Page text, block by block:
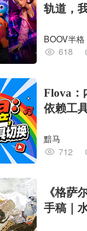
轨道，
对
BOOV半格
618
Flova：
依赖工
黯马
712
《格萨
手稿｜